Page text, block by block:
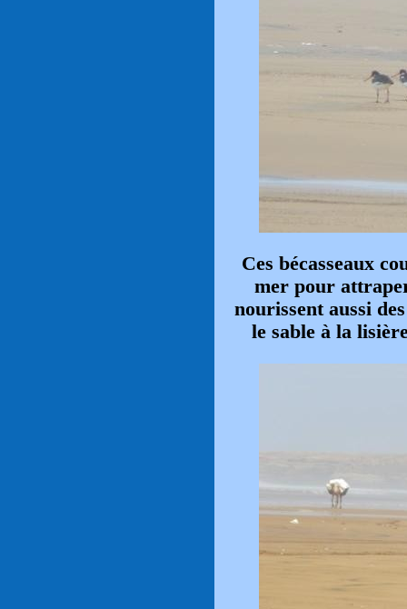
Ces bécasseaux
mer pour
nourissent aussi
le sable à la